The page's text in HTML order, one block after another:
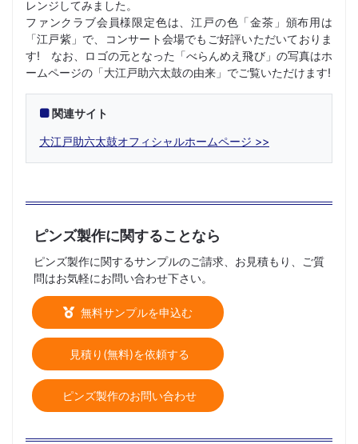
レンジしてみました。
ファンクラブ会員様限定色は、江戸の色「金茶」頒布用は
「江戸紫」で、コンサート会場でもご好評いただいておりま
す! なお、ロゴの元となった「べらんめえ飛び」の写真はホ
ームページの「大江戸助六太鼓の由来」でご覧いただけます!
関連サイト
大江戸助六太鼓オフィシャルホームページ
ピンズ製作に関することなら
ピンズ製作に関するサンプルのご請求、お見積もり、ご質
問はお気軽にお問い合わせ下さい。
無料サンプルを申込む
見積り(無料)を依頼する
ピンズ製作のお問い合わせ